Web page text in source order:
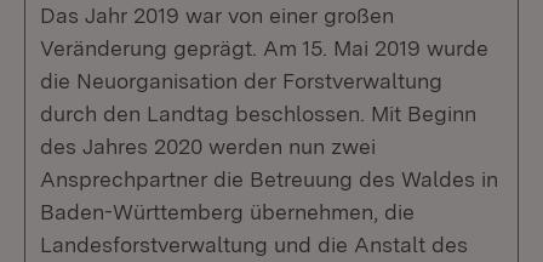
Das Jahr 2019 war von einer großen
Veränderung geprägt. Am 15. Mai 2019 wurde
die Neuorganisation der Forstverwaltung
durch den Landtag beschlossen. Mit Beginn
des Jahres 2020 werden nun zwei
Ansprechpartner die Betreuung des Waldes in
Baden-Württemberg übernehmen, die
Landesforstverwaltung und die Anstalt des